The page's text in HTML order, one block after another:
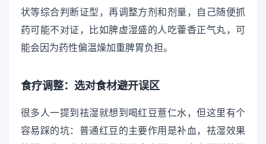
状等综合判断证型，再调整方剂和剂量，自己随便抓
药可能不对证，比如脾虚湿盛的人吃藿香正气丸，可
能会因为药性偏温燥加重脾胃负担。
食疗调整：选对食材避开误区
很多人一提到祛湿就想到喝红豆薏仁水，但这里有个
容易踩的坑：普通红豆的主要作用是补血，祛湿效果